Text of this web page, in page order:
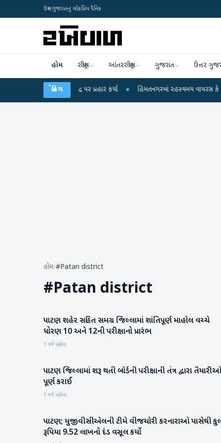
ઉત્તર ગુજરાતનું લોકપ્રિય દૈનિક
હોમ રાષ્ટ્રીય આંતરરાષ્ટ્રીય ગુજરાત ઉત્તર
બ્રેકિંગ
ગાંધીએ કેન્દ્ર પર પ્રહાર કર્યા ● હિંમતનગરમાં રહસ્યમય વાયરસ કે ચાંદીપુરા? 6
હોમ/#Patan district
#Patan district
પાટણ
પાટણ શહેર સહિત સમગ્ર જિલ્લામાં શાંતિપૂર્ણ માહોલ વચ્ચે
ધોરણ 10 અને 12ની પરીક્ષાનો પ્રારંભ
1 વર્ષ પહેલા
પાટણ
પાટણ જિલ્લામાં શરૂ થતી બોર્ડની પરીક્ષાની તંત્ર દ્વારા તૈયારીઓ
પૂર્ણ કરાઈ
1 વર્ષ પહેલા
પાટણ
પાટણ; યુજીવીસીએલની ટીમે વીજચોરી કરનારાઓ પાસેથી
રૂપિયા 9.52 લાખનો દંડ વસૂલ કર્યો